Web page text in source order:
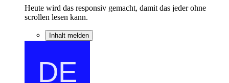
Heute wird das responsiv gemacht, damit das jeder ohne
scrollen lesen kann.
Inhalt melden